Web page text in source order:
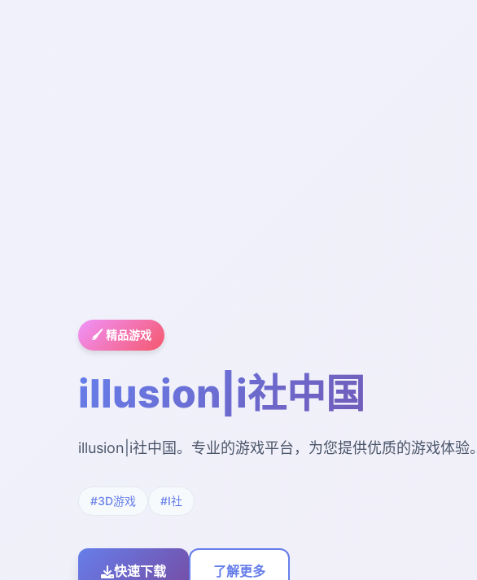
🖌️ 精品游戏
illusion|i社中国
illusion|i社中国。专业的游戏平台，为您提供优质的游戏体验。
#3D游戏 #I社
快速下载 了解更多